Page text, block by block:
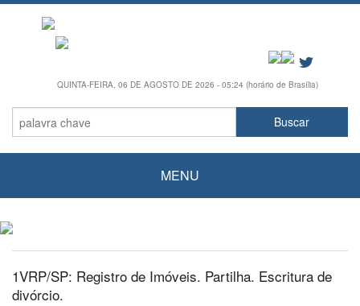
QUINTA-FEIRA, 06 DE AGOSTO DE 2026 - 05:24 (horário de Brasília)
MENU
1VRP/SP: Registro de Imóveis. Partilha. Escritura de
divórcio.